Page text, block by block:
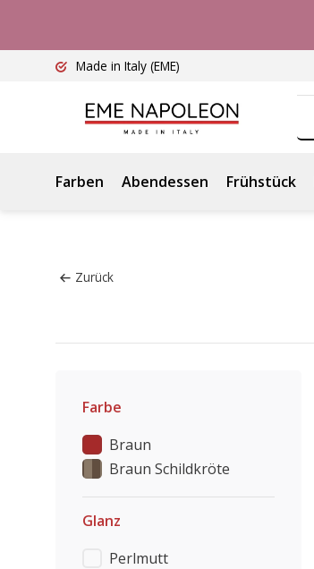
Made in Italy (EME)
Farben Abendessen Frühstück
Zurück
Farbe
Braun
Braun Schildkröte
Glanz
Perlmutt